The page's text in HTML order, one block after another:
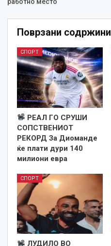
Поврзани содржини
СПОРТ
РЕАЛ ГО СРУШИ
СОПСТВЕНИОТ
РЕКОРД За Диоманде
ќе плати дури 140
милиони евра
СПОРТ
ЛУДИЛО ВО